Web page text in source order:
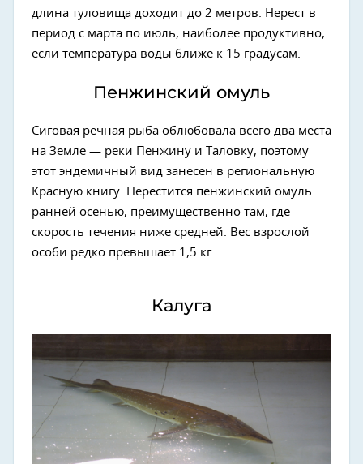
длина туловища доходит до 2 метров. Нерест в
период с марта по июль, наиболее продуктивно,
если температура воды ближе к 15 градусам.
Пенжинский омуль
Сиговая речная рыба облюбовала всего два места
на Земле — реки Пенжину и Таловку, поэтому
этот эндемичный вид занесен в региональную
Красную книгу. Нерестится пенжинский омуль
ранней осенью, преимущественно там, где
скорость течения ниже средней. Вес взрослой
особи редко превышает 1,5 кг.
Калуга